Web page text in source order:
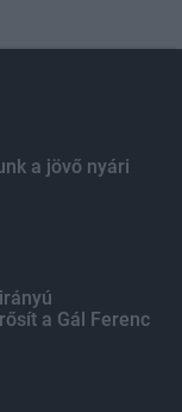
a jövő nyári
a Gál Ferenc